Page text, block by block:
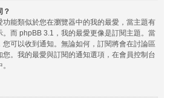
？
能類似於您在瀏覽器中的我的最愛，當主題有
。而 phpBB 3.1，我的最愛更像是訂閱主題。當
可以收到通知。無論如何，訂閱將會在討論區
。我的最愛與訂閱的通知選項，在會員控制台